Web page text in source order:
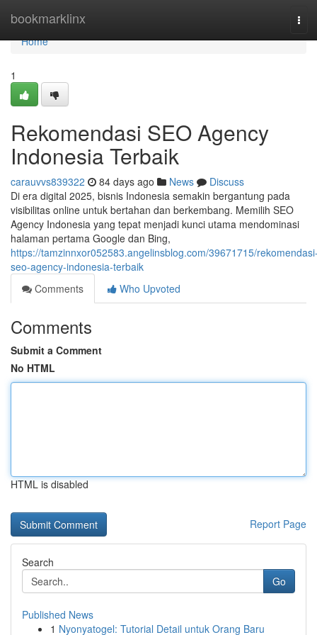
bookmarklinx
Home
Home
1
Rekomendasi SEO Agency
Indonesia Terbaik
carauvvs839322 84 days ago News
Discuss
Di era digital 2025, bisnis Indonesia semakin bergantung pada
visibilitas online untuk bertahan dan berkembang. Memilih SEO
Agency Indonesia yang tepat menjadi kunci utama mendominasi
halaman pertama Google dan Bing,
https://tamzinnxor052583.angelinsblog.com/39671715/
seo-agency-indonesia-terbaik
Comments
Who Upvoted
Comments
Submit a Comment
No HTML
HTML is disabled
Report Page
Search
Go
Published News
1 Nyonyatogel: Tutorial Detail untuk Orang Baru